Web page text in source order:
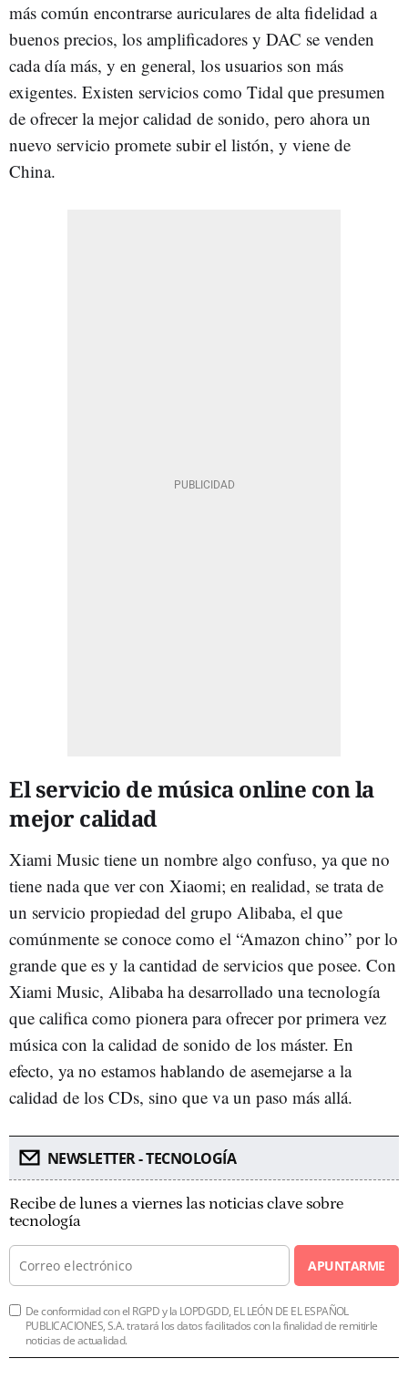
más común encontrarse auriculares de alta fidelidad a
buenos precios, los amplificadores y DAC se venden
cada día más, y en general, los usuarios son más
exigentes. Existen servicios como Tidal que presumen
de ofrecer la mejor calidad de sonido, pero ahora un
nuevo servicio promete subir el listón, y viene de
China.
El servicio de música online con la
mejor calidad
Xiami Music tiene un nombre algo confuso, ya que no
tiene nada que ver con Xiaomi; en realidad, se trata de
un servicio propiedad del grupo Alibaba, el que
comúnmente se conoce como el “Amazon chino” por lo
grande que es y la cantidad de servicios que posee. Con
Xiami Music, Alibaba ha desarrollado una tecnología
que califica como pionera para ofrecer por primera vez
música con la calidad de sonido de los máster. En
efecto, ya no estamos hablando de asemejarse a la
calidad de los CDs, sino que va un paso más allá.
NEWSLETTER - TECNOLOGÍA
Recibe de lunes a viernes las noticias clave sobre
tecnología
APUNTARME
De conformidad con el RGPD y la LOPDGDD, EL LEÓN DE EL ESPAÑOL
PUBLICACIONES, S.A. tratará los datos facilitados con la finalidad de remitirle
noticias de actualidad.